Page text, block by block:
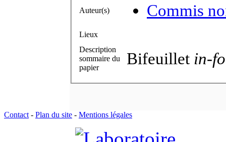
Auteur(s) Commis
Lieux
Description
sommaire du
papier
Bifeuillet in-
Contact - Plan du site - Mentions légales